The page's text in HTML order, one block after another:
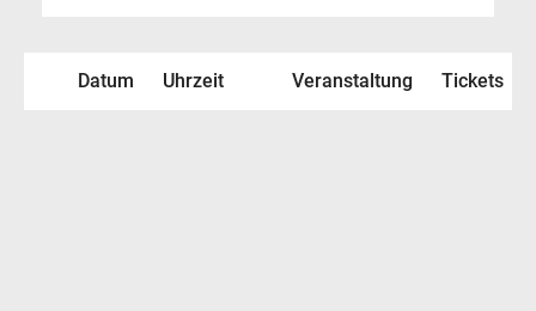
Datum Uhrzeit Veranstaltung Tickets